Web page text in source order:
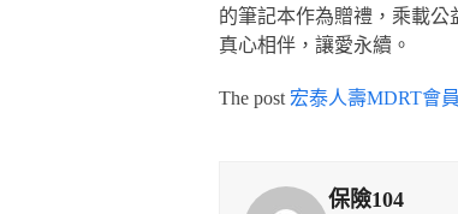
的筆記本作為贈禮，乘載公
真心相伴，讓愛永續。
The post宏泰人壽MDRT會
保險104